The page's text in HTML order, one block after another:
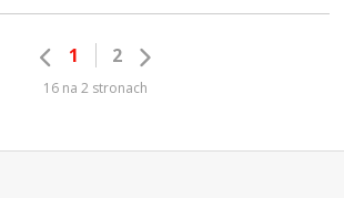
1 2
16 na 2 stronach